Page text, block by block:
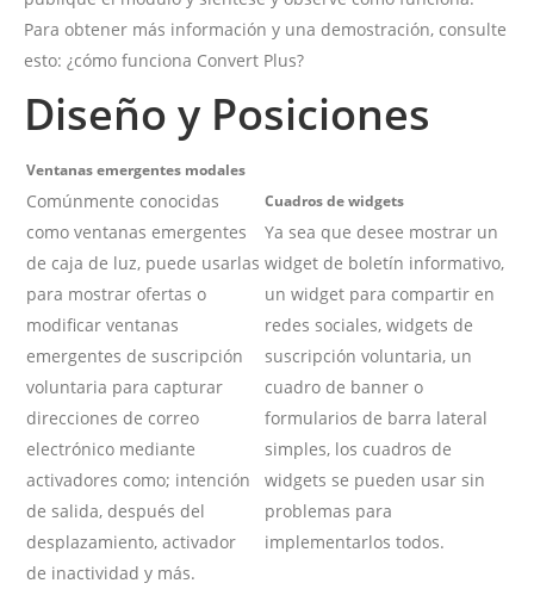
Para obtener más información y una demostración, consulte
esto: ¿cómo funciona Convert Plus?
Diseño y Posiciones
Ventanas emergentes modales
Comúnmente conocidas
como ventanas emergentes
de caja de luz, puede usarlas
para mostrar ofertas o
modificar ventanas
emergentes de suscripción
voluntaria para capturar
direcciones de correo
electrónico mediante
activadores como; intención
de salida, después del
desplazamiento, activador
de inactividad y más.
Cuadros de widgets
Ya sea que desee mostrar un
widget de boletín informativo,
un widget para compartir en
redes sociales, widgets de
suscripción voluntaria, un
cuadro de banner o
formularios de barra lateral
simples, los cuadros de
widgets se pueden usar sin
problemas para
implementarlos todos.